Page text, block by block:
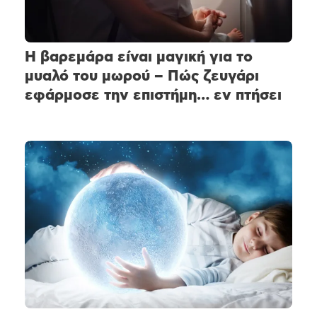
Η βαρεμάρα είναι μαγική για το
μυαλό του μωρού – Πώς ζευγάρι
εφάρμοσε την επιστήμη… εν πτήσει